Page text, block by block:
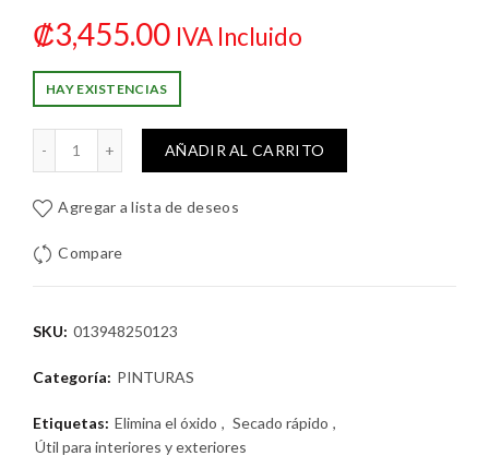
₡3,455.00 IVA Incluido
HAY EXISTENCIAS
AÑADIR AL CARRITO
Agregar a lista de deseos
Compare
SKU: 013948250123
Categoría: PINTURAS
Etiquetas: Elimina el óxido , Secado rápido ,
Útil para interiores y exteriores